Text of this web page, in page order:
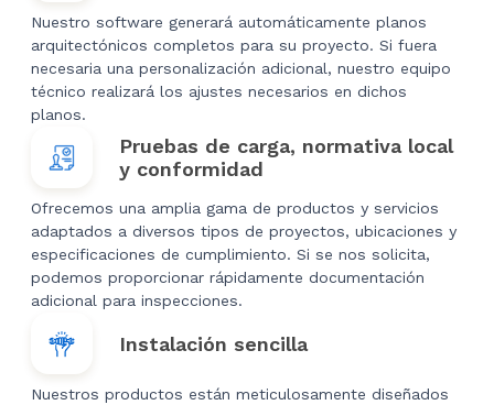
Nuestro software generará automáticamente planos
arquitectónicos completos para su proyecto. Si fuera
necesaria una personalización adicional, nuestro equipo
técnico realizará los ajustes necesarios en dichos
planos.
Pruebas de carga, normativa local
y conformidad
Ofrecemos una amplia gama de productos y servicios
adaptados a diversos tipos de proyectos, ubicaciones y
especificaciones de cumplimiento. Si se nos solicita,
podemos proporcionar rápidamente documentación
adicional para inspecciones.
Instalación sencilla
Nuestros productos están meticulosamente diseñados